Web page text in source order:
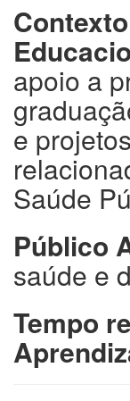
Contexto
apoio a
e
Saúde
Público
saúde e
Tempo